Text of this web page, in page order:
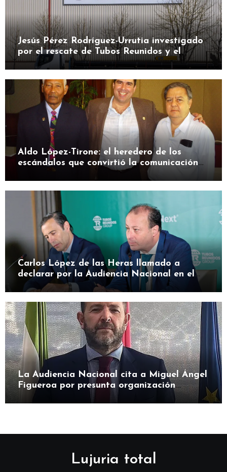
Jesús Pérez Rodríguez-Urrutia investigado
por el rescate de Tubos Reunidos y el
préstamo de la SEPI
Aldo López-Tirone: el heredero de los
escándalos que convirtió la comunicación
en herramienta de presión
Carlos López de las Heras llamado a
declarar por la Audiencia Nacional en el
caso SEPI
La Audiencia Nacional cita a Miguel Ángel
Figueroa por presunta organización
Lujuria total